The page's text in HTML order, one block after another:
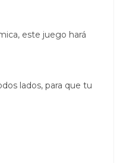
este juego hará
lados, para que tu